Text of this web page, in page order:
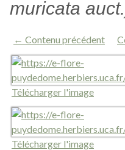
muricata
← Contenu précédent
Télécharger l'image
Télécharger l'image